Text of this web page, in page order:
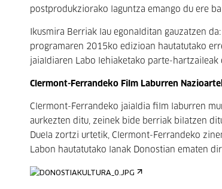
postprodukziorako laguntza emango du ere
Ikusmira Berriak lau egonalditan gauzatzen
programaren 2015ko edizioan hautatutako
jaialdiaren Labo lehiaketako parte-
Clermont-Ferrandeko Film Laburren
Clermont-Ferrandeko jaialdia film laburren
aurkezten ditu, zeinek bide berriak bilatzen
Duela zortzi urtetik, Clermont-Ferrandeko
Labon hautatutako lanak Donostian ematen